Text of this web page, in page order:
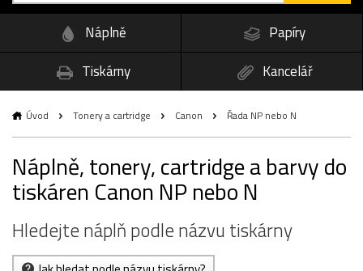
Náplně
Papíry
Tiskárny
Kancelář
Úvod Tonery a cartridge Canon Řada NP nebo N
Náplně, tonery, cartridge a barvy do
tiskáren Canon NP nebo N
Hledejte náplň podle názvu tiskárny